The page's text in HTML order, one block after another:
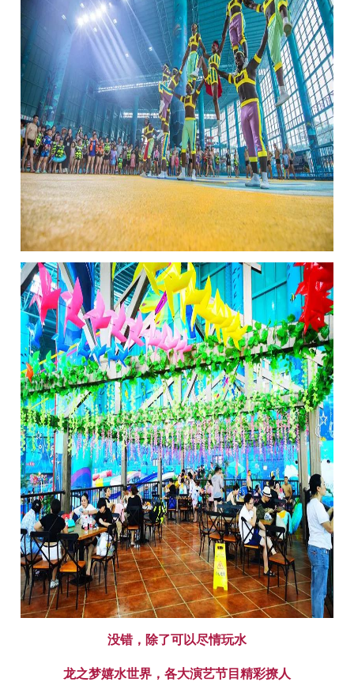
没错，除了可以尽情玩水
龙之梦嬉水世界，各大演艺节目精彩撩人